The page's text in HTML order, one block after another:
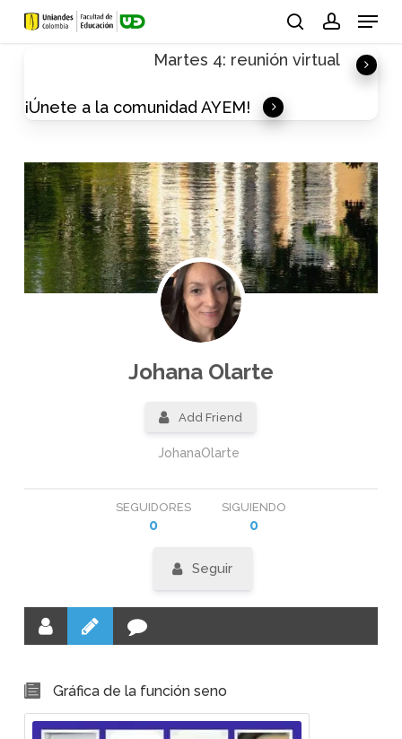
Skip
Menu
Martes 4: reunión virtual
¡Únete a la comunidad AYEM!
Johana Olarte
Add Friend
JohanaOlarte
SEGUIDORES
0
SIGUIENDO
0
Seguir
Gráfica de la función seno